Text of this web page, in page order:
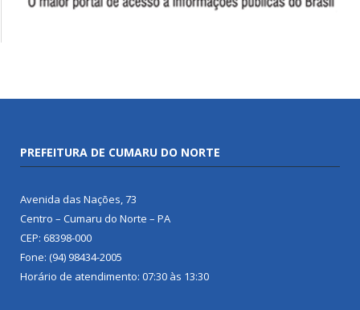
PREFEITURA DE CUMARU DO NORTE
Avenida das Nações, 73
Centro – Cumaru do Norte – PA
CEP: 68398-000
Fone: (94) 98434-2005
Horário de atendimento: 07:30 às 13:30